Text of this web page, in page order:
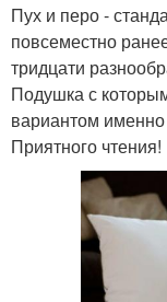
Пух и перо -
повсеместно
тридцати
Подушка с
вариантом
Приятного чтения!